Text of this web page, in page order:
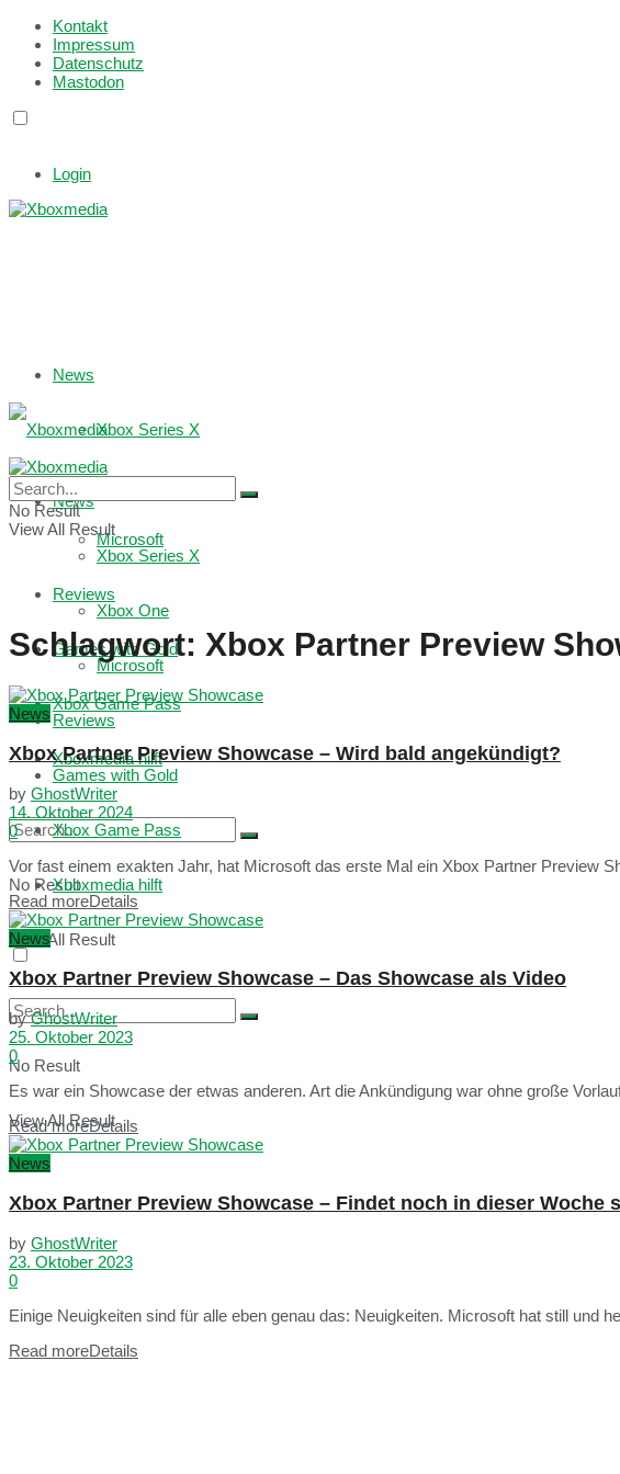
Kontakt
Impressum
Datenschutz
Mastodon
Login
News
Xbox Series X
Microsoft
Reviews
Games with Gold
Xbox Game Pass
Xboxmedia hilft
No Result
View All Result
News
Xbox Series X
Xbox One
Microsoft
Reviews
Games with Gold
Xbox Game Pass
Xboxmedia hilft
No Result
View All Result
No Result
View All Result
Schlagwort: Xbox Partner Preview
News
Xbox Partner Preview Showcase – Wird bald angekündigt?
by GhostWriter
14. Oktober 2024
0
Vor fast einem exakten Jahr, hat Microsoft das erste Mal ein Xbox Partner Preview
Read moreDetails
News
Xbox Partner Preview Showcase – Das Showcase als Video
by GhostWriter
25. Oktober 2023
0
Es war ein Showcase der etwas anderen. Art die Ankündigung war ohne große
Read moreDetails
News
Xbox Partner Preview Showcase – Findet noch in dieser Woche
by GhostWriter
23. Oktober 2023
0
Einige Neuigkeiten sind für alle eben genau das: Neuigkeiten. Microsoft hat still und
Read moreDetails